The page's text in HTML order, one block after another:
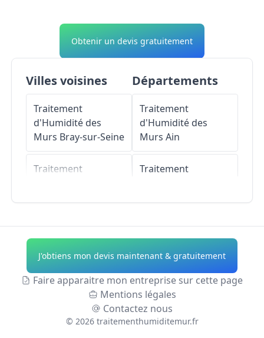
Obtenir un devis gratuitement
Villes voisines
Traitement
d'Humidité des
Murs Bray-sur-Seine
Traitement
Traitement
d'Humidité des
MursMouy-sur-
Seine
Traitement
Départements
Traitement
d'Humidité des
Murs Ain
Traitement
Traitement
d'Humidité des
Murs Allier
Traitement
d'Humidité des
MursAlpes-de-
J'obtiens mon devis maintenant & gratuitement
Faire apparaitre mon entreprise sur cette page
Mentions légales
Contactez nous
© 2026 traitementhumiditemur.fr